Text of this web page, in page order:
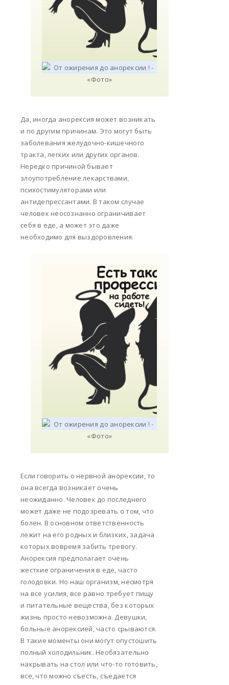
Да, иногда анорексия может возникать
и по другим причинам. Это могут быть
заболевания желудочно-кишечного
тракта, легких или других органов.
Нередко причиной бывает
злоупотребление лекарствами,
психостимуляторами или
антидепрессантами. В таком случае
человек неосознанно ограничивает
себя в еде, а может это даже
необходимо для выздоровления.
Если говорить о нервной анорексии, то
она всегда возникает очень
неожиданно. Человек до последнего
может даже не подозревать о том, что
болен. В основном ответственность
лежит на его родных и близких, задача
которых вовремя забить тревогу.
Анорексия предполагает очень
жесткие ограничения в еде, часто
голодовки. Но наш организм, несмотря
на все усилия, все равно требует пищу
и питательные вещества, без которых
жизнь просто невозможна. Девушки,
больные анорексией, часто срываются.
В такие моменты они могут опустошить
полный холодильник. Необязательно
накрывать на стол или что-то готовить,
все, что можно съесть, съедается